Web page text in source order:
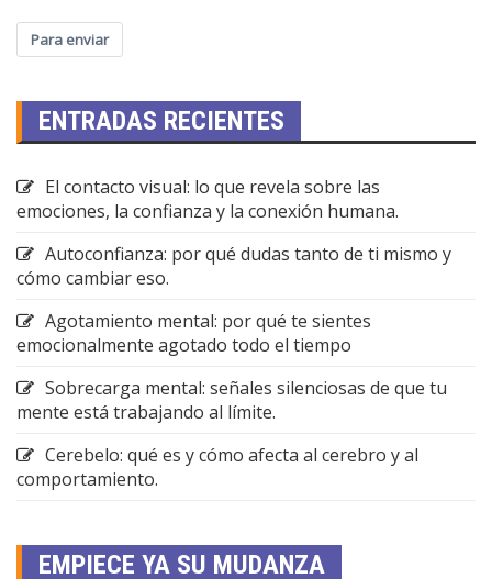
Para enviar
ENTRADAS RECIENTES
El contacto visual: lo que revela sobre las
emociones, la confianza y la conexión humana.
Autoconfianza: por qué dudas tanto de ti mismo y
cómo cambiar eso.
Agotamiento mental: por qué te sientes
emocionalmente agotado todo el tiempo
Sobrecarga mental: señales silenciosas de que tu
mente está trabajando al límite.
Cerebelo: qué es y cómo afecta al cerebro y al
comportamiento.
EMPIECE YA SU MUDANZA